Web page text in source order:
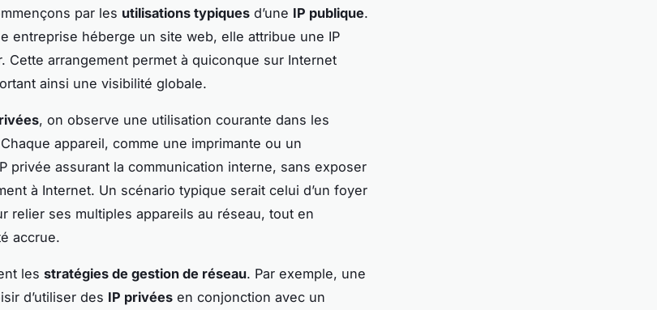
par les utilisations typiques d’une IP publique.
entreprise héberge un site web, elle attribue une IP
Cette arrangement permet à quiconque sur Internet
ainsi une visibilité globale.
, on observe une utilisation courante dans les
appareil, comme une imprimante ou un
privée assurant la communication interne, sans exposer
à Internet. Un scénario typique serait celui d’un foyer
relier ses multiples appareils au réseau, tout en
accrue.
les stratégies de gestion de réseau. Par exemple, une
d’utiliser des IP privées en conjonction avec un